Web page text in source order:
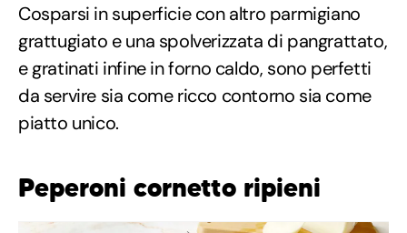
Cosparsi in superficie con altro parmigiano
grattugiato e una spolverizzata di pangrattato,
e gratinati infine in forno caldo, sono perfetti
da servire sia come ricco contorno sia come
piatto unico.
Peperoni cornetto ripieni